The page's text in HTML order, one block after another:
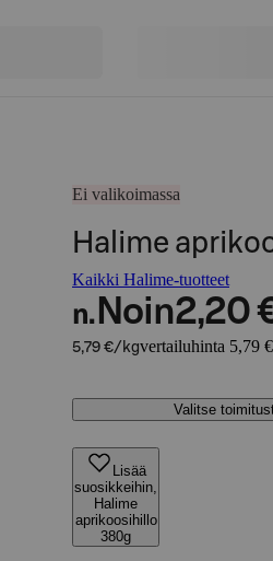
Ei valikoimassa
Halime
Kaikki Halime-tuotteet
n. Noin2,20
5,79 €/kgvertailuhinta 5,79
Valitse
Lisää
suosikkeihin,
Halime
aprikoosihillo
380g